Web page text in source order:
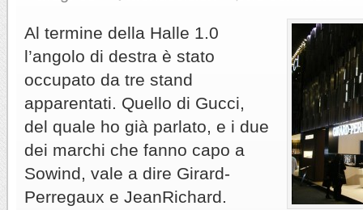
Al termine della Halle 1.0
l’angolo di destra è stato
occupato da tre stand
apparentati. Quello di Gucci,
del quale ho già parlato, e i due
dei marchi che fanno capo a
Sowind, vale a dire Girard-
Perregaux e JeanRichard.